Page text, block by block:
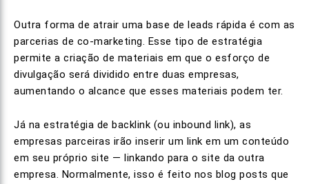
Outra forma de atrair uma base de leads rápida é com as
parcerias de co-marketing. Esse tipo de estratégia
permite a criação de materiais em que o esforço de
divulgação será dividido entre duas empresas,
aumentando o alcance que esses materiais podem ter.
Já na estratégia de backlink (ou inbound link), as
empresas parceiras irão inserir um link em um conteúdo
em seu próprio site — linkando para o site da outra
empresa. Normalmente, isso é feito nos blog posts que